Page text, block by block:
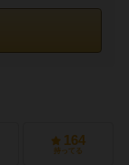
164
持ってる